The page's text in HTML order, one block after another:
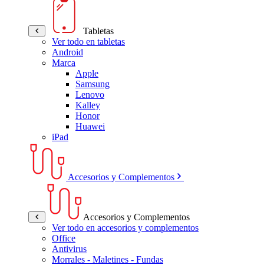
Tabletas
Ver todo en tabletas
Android
Marca
Apple
Samsung
Lenovo
Kalley
Honor
Huawei
iPad
Accesorios y Complementos
Accesorios y Complementos
Ver todo en accesorios y complementos
Office
Antivirus
Morrales - Maletines - Fundas